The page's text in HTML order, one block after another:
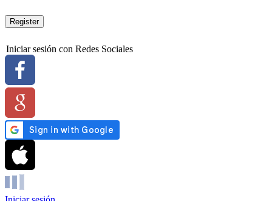
Register
Iniciar sesión con Redes Sociales